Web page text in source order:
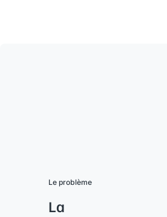
Le problème
La